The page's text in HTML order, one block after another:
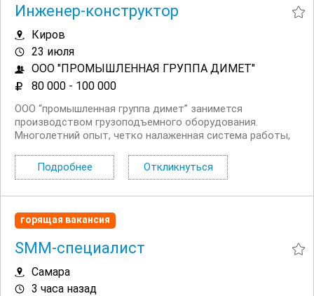
Инженер-конструктор
Киров
23 июля
ООО "ПРОМЫШЛЕННАЯ ГРУППА ДИМЕТ"
80 000 - 100 000
ООО “промышленная группа димет” занимется
производством грузоподъемного оборудования.
Многолетний опыт, четко налаженная система работы,
и профессионализм сотрудников, позволяют нам
удерживать лидирующие позиции в своей нише уже
Подробнее Откликнуться
горящая вакансия
SMM-специалист
Самара
3 часа назад